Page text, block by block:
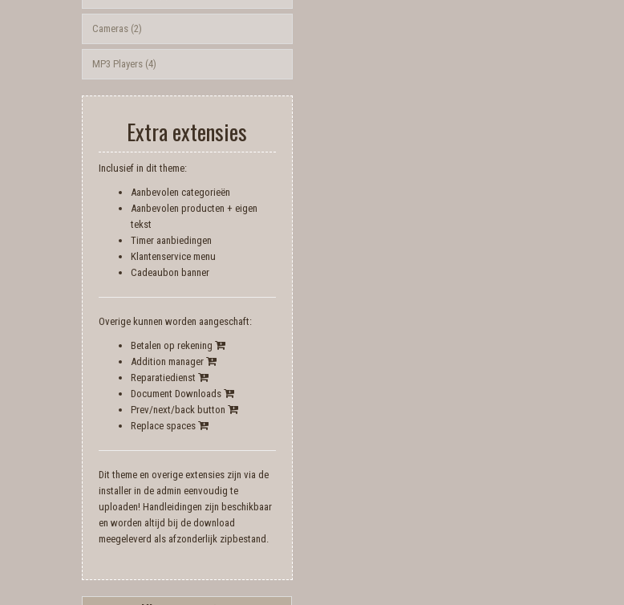
Cameras (2)
MP3 Players (4)
Extra extensies
Inclusief in dit theme:
Aanbevolen categorieën
Aanbevolen producten + eigen
tekst
Timer aanbiedingen
Klantenservice menu
Cadeaubon banner
Overige kunnen worden aangeschaft:
Betalen op rekening
Addition manager
Reparatiedienst
Document Downloads
Prev/next/back button
Replace spaces
Dit theme en overige extensies zijn via de
installer in de admin eenvoudig te
uploaden! Handleidingen zijn beschikbaar
en worden altijd bij de download
meegeleverd als afzonderlijk zipbestand.